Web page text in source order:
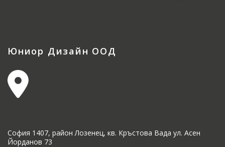
Юниор Дизайн ООД
София 1407, район Лозенец, кв. Кръстова Вада ул. Асен
Йорданов 73